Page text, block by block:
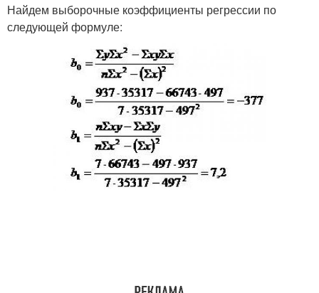
Найдем выборочные коэффициенты регрессии по
следующей формуле: